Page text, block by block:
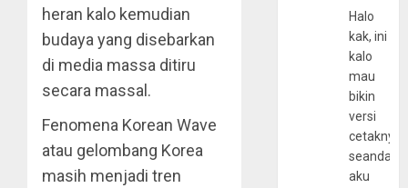
heran kalo kemudian
budaya yang disebarkan
di media massa ditiru
secara massal.
Fenomena Korean Wave
atau gelombang Korea
masih menjadi tren
Halo
kak, ini
kalo
mau
bikin
versi
cetaknya
aku